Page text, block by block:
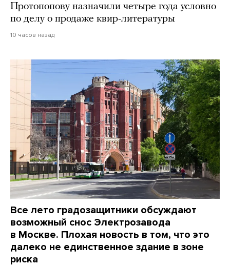
Протопопову назначили четыре года условно
по делу о продаже квир-литературы
10 часов назад
Все лето градозащитники обсуждают
возможный снос Электрозавода
в Москве. Плохая новость в том, что это
далеко не единственное здание в зоне
риска